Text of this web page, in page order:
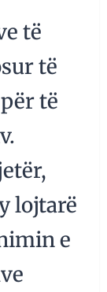
të
të
të
lojtarë
e